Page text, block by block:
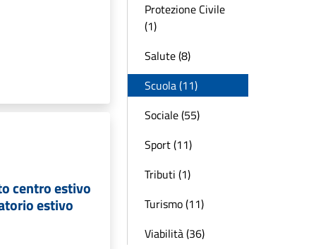
centro estivo
estivo
Protezione Civile
(1)
Salute (8)
Scuola (11)
Sociale (55)
Sport (11)
Tributi (1)
Turismo (11)
Viabilità (36)